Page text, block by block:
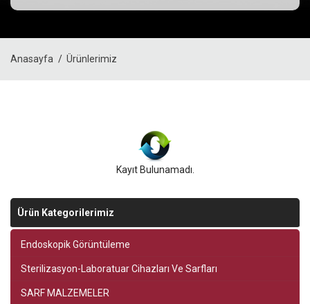
Anasayfa Ürünlerimiz
Kayıt Bulunamadı.
Ürün Kategorilerimiz
Endoskopik Görüntüleme
Sterilizasyon-Laboratuar Cihazları Ve Sarfları
SARF MALZEMELER